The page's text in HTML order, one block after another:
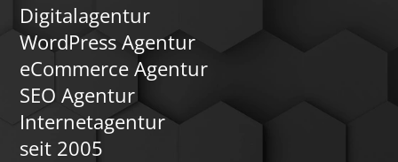
Digitalagentur
WordPress Agentur
eCommerce Agentur
SEO Agentur
Internetagentur
seit 2005